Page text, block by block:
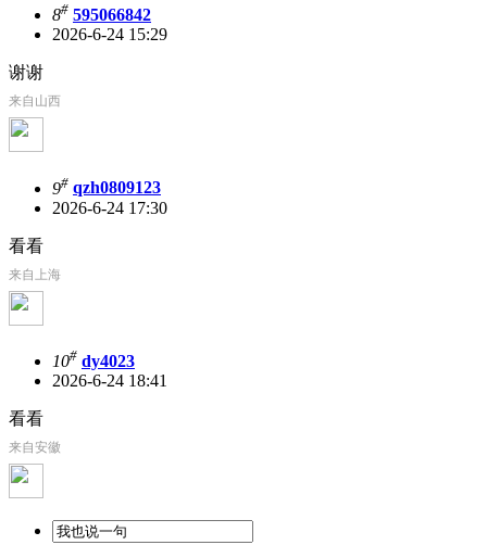
8# 595066842
2026-6-24 15:29
谢谢
来自山西
9# qzh0809123
2026-6-24 17:30
看看
来自上海
10# dy4023
2026-6-24 18:41
看看
来自安徽